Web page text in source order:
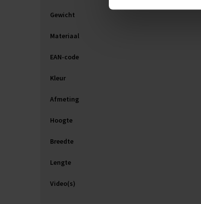
Gewicht
Materiaal
EAN-code
Kleur
Afmeting
Hoogte
Breedte
Lengte
Video(s)